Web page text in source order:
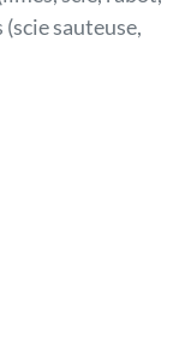
sauteuse,